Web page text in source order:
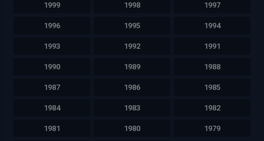
1999 1998 1997
1996 1995 1994
1993 1992 1991
1990 1989 1988
1987 1986 1985
1984 1983 1982
1981 1980 1979